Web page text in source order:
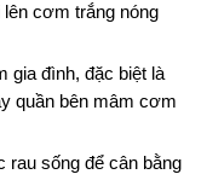
cơm trắng nóng
gia đình, đặc biệt là
quần bên mâm cơm
rau sống để cân bằng